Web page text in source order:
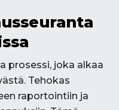
prosessi, joka alkaa
Tehokas
raportointiin ja